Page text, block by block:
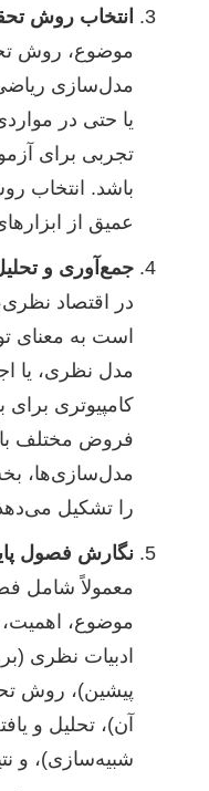
انتخاب روش
موضوع، روش
مدل‌سازی
یا حتی در
تجربی برای
باشد. انتخاب
عمیق از
جمع‌آوری و
در اقتصاد
است به معنای
مدل نظری، یا
کامپیوتری
فروض مختلف
مدل‌سازی‌ها،
را تشکیل
نگارش فصول
معمولاً شامل
موضوع،
ادبیات نظری
پیشین)، روش
آن)، تحلیل و
شبیه‌سازی)، و